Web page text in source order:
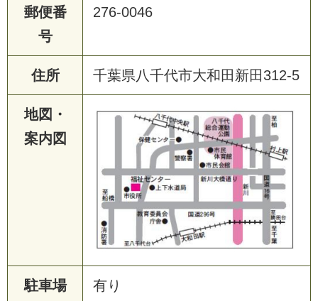
郵便番
号
276-0046
住所 千葉県八千代市大和田新田312-5
地図・
案内図
駐車場
有り